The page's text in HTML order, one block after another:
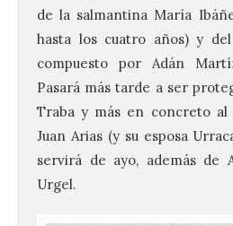
de la salmantina María
hasta los cuatro años) y
compuesto por Adán
Pasará más tarde a ser
Traba y más en concreto
Juan Arias (y su esposa
servirá de ayo, además de
Urgel.